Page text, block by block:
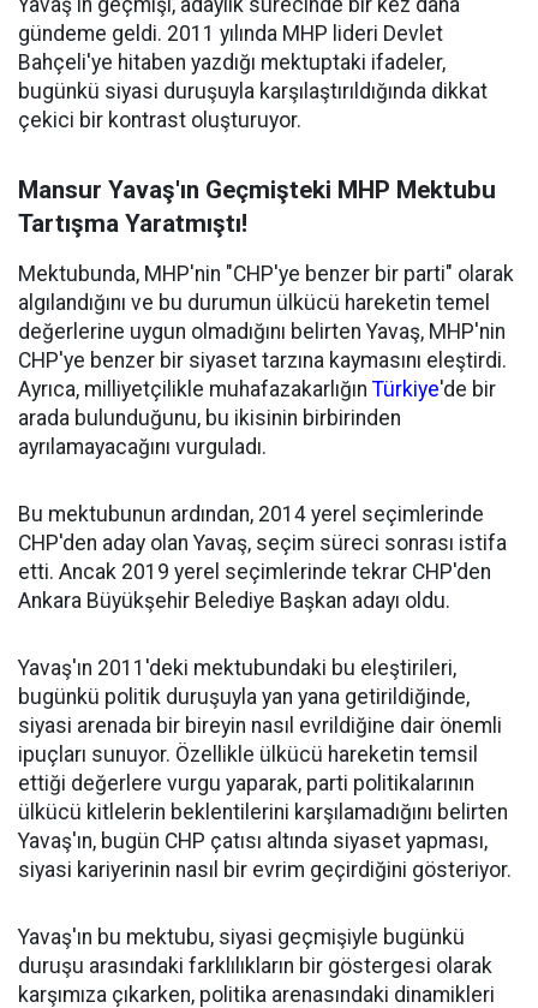
gündeme geldi. 2011 yılında MHP lideri Devlet
Bahçeli'ye hitaben yazdığı mektuptaki ifadeler,
bugünkü siyasi duruşuyla karşılaştırıldığında dikkat
çekici bir kontrast oluşturuyor.
Mansur Yavaş'ın Geçmişteki MHP Mektubu
Tartışma Yaratmıştı!
Mektubunda, MHP'nin "CHP'ye benzer bir parti" olarak
algılandığını ve bu durumun ülkücü hareketin temel
değerlerine uygun olmadığını belirten Yavaş, MHP'nin
CHP'ye benzer bir siyaset tarzına kaymasını eleştirdi.
Ayrıca, milliyetçilikle muhafazakarlığın Türkiye'de bir
arada bulunduğunu, bu ikisinin birbirinden
ayrılamayacağını vurguladı.
Bu mektubunun ardından, 2014 yerel seçimlerinde
CHP'den aday olan Yavaş, seçim süreci sonrası istifa
etti. Ancak 2019 yerel seçimlerinde tekrar CHP'den
Ankara Büyükşehir Belediye Başkan adayı oldu.
Yavaş'ın 2011'deki mektubundaki bu eleştirileri,
bugünkü politik duruşuyla yan yana getirildiğinde,
siyasi arenada bir bireyin nasıl evrildiğine dair önemli
ipuçları sunuyor. Özellikle ülkücü hareketin temsil
ettiği değerlere vurgu yaparak, parti politikalarının
ülkücü kitlelerin beklentilerini karşılamadığını belirten
Yavaş'ın, bugün CHP çatısı altında siyaset yapması,
siyasi kariyerinin nasıl bir evrim geçirdiğini gösteriyor.
Yavaş'ın bu mektubu, siyasi geçmişiyle bugünkü
duruşu arasındaki farklılıkların bir göstergesi olarak
karşımıza çıkarken, politika arenasındaki dinamikleri